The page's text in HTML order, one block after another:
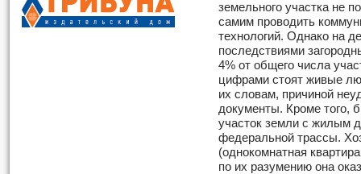
земельного участка не
самим проводить
технологий. Однако на
последствиями
4% от общего числа
цифрами стоят живые
их словам, причиной
документы. Кроме того,
участок земли с жилым
федеральной трассы.
(однокомнатная
по их разумению она